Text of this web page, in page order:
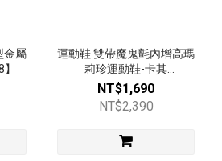
金屬
運動鞋 雙帶魔鬼氈內增高瑪
莉珍運動鞋-卡其
【33103023】
NT$1,690
NT$2,390